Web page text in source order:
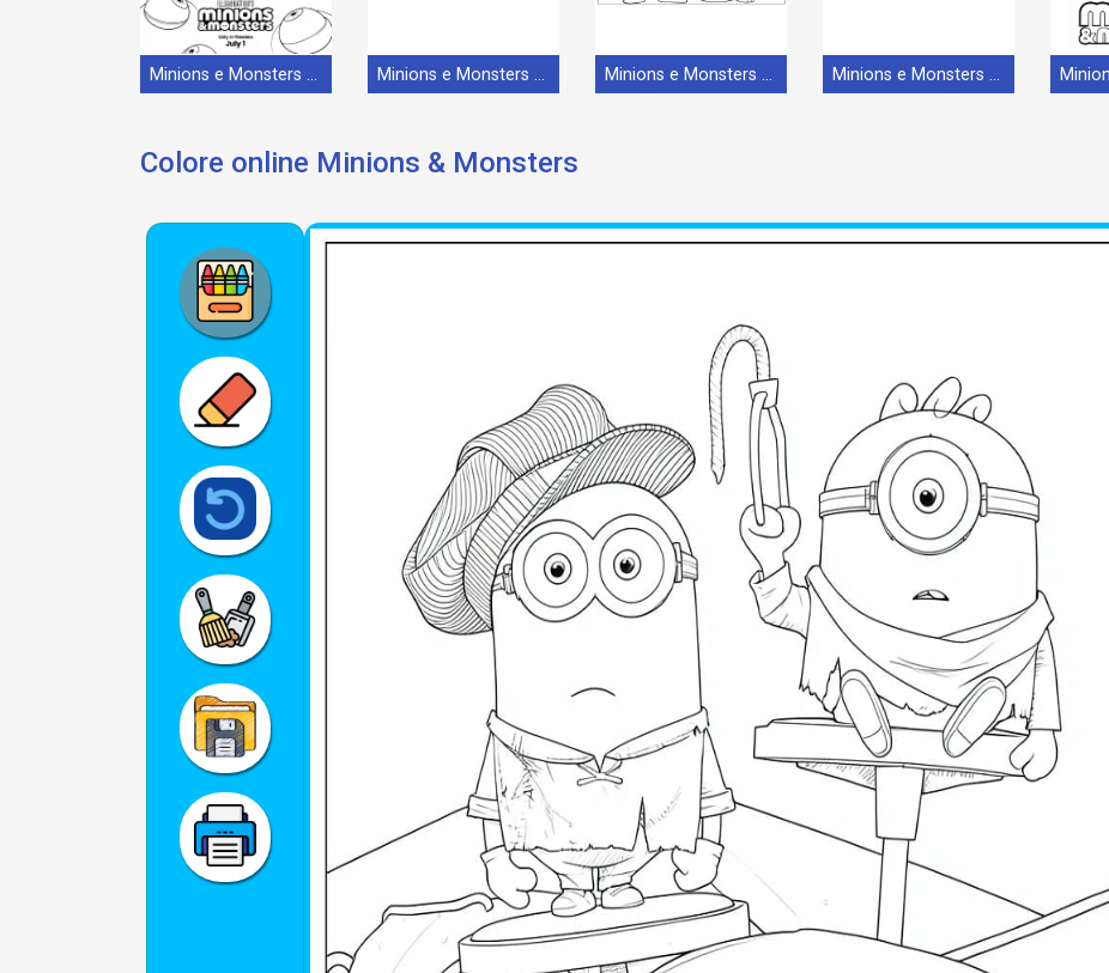
Minions e Monsters (19) Minions e Monsters (2) Minions e Monsters (1) Minions e Monsters (5)
Colore online Minions & Monsters